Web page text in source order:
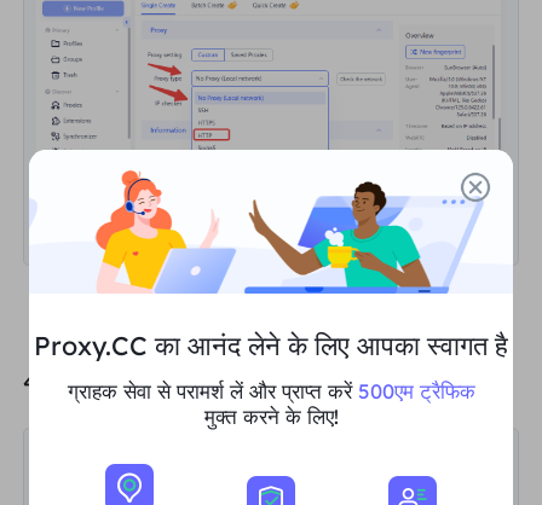
4. Selectip-apiin "IP Query Channel".
Proxy.CC का आनंद लेने के लिए आपका स्वागत है
ग्राहक सेवा से परामर्श लें और प्राप्त करें 500एम ट्रैफिक
मुक्त करने के लिए!